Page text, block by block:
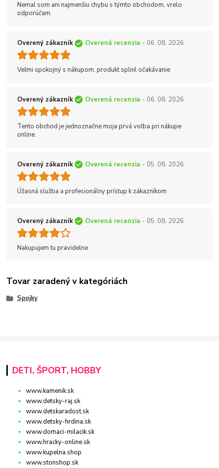
Nemal som ani najmenšiu chybu s týmto obchodom, vrelo
odporúčam.
Overený zákazník Overená recenzia - 06. 08. 2026
Veľmi spokojný s nákupom, produkt splnil očakávanie
Overený zákazník Overená recenzia - 06. 08. 2026
Tento obchod je jednoznačne moja prvá voľba pri nákupe
online.
Overený zákazník Overená recenzia - 05. 08. 2026
Úžasná služba a profesionálny prístup k zákazníkom
Overený zákazník Overená recenzia - 05. 08. 2026
Nakupujem tu pravidelne
Tovar zaradený v kategóriách
Spojky
DETI, ŠPORT, HOBBY
www.kamenik.sk
www.detsky-raj.sk
www.detskaradost.sk
www.detsky-hrdina.sk
www.domaci-milacik.sk
www.hracky-online.sk
www.kupelna.shop
www.stonshop.sk